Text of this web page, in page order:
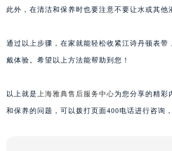
此外，在清洁和保养时也要注意不要让水或其他
通过以上步骤，在家就能轻松收紧江诗丹顿表
戴体验。希望以上方法能帮助到您！
以上就是 上海雅典售后服务中心为您分享的精彩
和保养的问题，可以拨打页面400电话进行咨询